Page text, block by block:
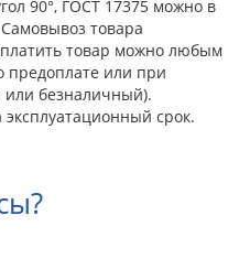
90°, ГОСТ 17375 можно в
товара
товар можно любым
предоплате или при
безналичный).
эксплуатационный срок.